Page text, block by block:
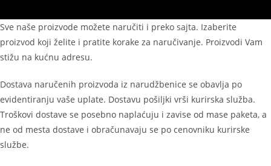
Sve naše proizvode možete naručiti i preko sajta. Izaberite
proizvod koji želite i pratite korake za naručivanje. Proizvodi Vam
stižu na kućnu adresu.
Dostava naručenih proizvoda iz narudžbenice se obavlja po
evidentiranju vaše uplate. Dostavu pošiljki vrši kurirska služba.
Troškovi dostave se posebno naplaćuju i zavise od mase paketa, a
ne od mesta dostave i obračunavaju se po cenovniku kurirske
službe.